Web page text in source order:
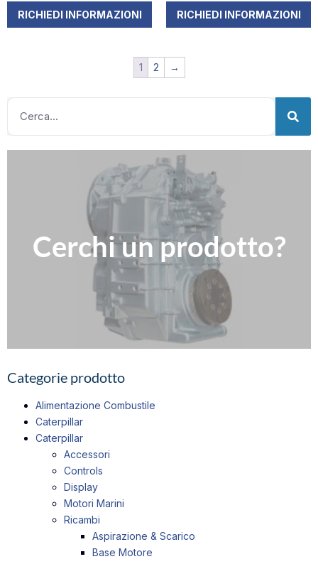
RICHIEDI INFORMAZIONI RICHIEDI INFORMAZIONI
1 2 →
Cerchi un prodotto?
Contattaci
Compila il nostro modulo per richiedere informazioni
Clicca qui
Categorie prodotto
Alimentazione Combustile
Caterpillar
Caterpillar
Accessori
Controls
Display
Motori Marini
Ricambi
Aspirazione & Scarico
Base Motore